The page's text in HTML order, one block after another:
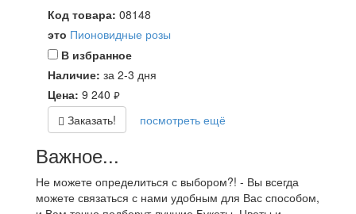
Код товара: 08148
это Пионовидные розы
В избранное
Наличие: за 2-3 дня
Цена: 9 240 руб.
Заказать! посмотреть ещё
Важное...
Не можете определиться с выбором?! - Вы всегда
можете связаться с нами удобным для Вас способом,